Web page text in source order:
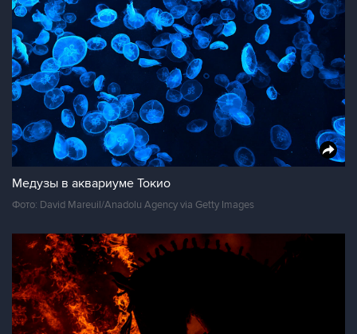
Медузы в аквариуме Токио
Фото: David Mareuil/Anadolu Agency via Getty Images